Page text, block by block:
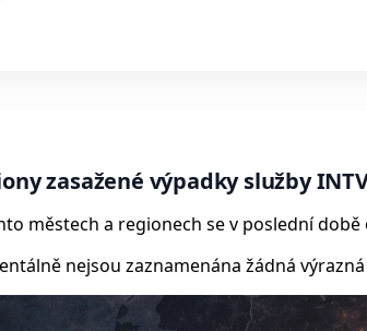
zasažené výpadky služby
městech a regionech se v poslední době
nejsou zaznamenána žádná